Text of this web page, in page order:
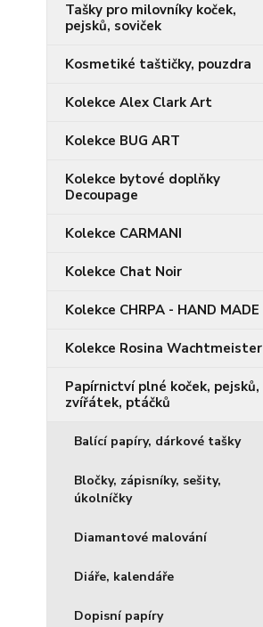
Tašky pro milovníky koček,
pejsků, soviček
Kosmetiké taštičky, pouzdra
Kolekce Alex Clark Art
Kolekce BUG ART
Kolekce bytové doplňky
Decoupage
Kolekce CARMANI
Kolekce Chat Noir
Kolekce CHRPA - HAND MADE
Kolekce Rosina Wachtmeister
Papírnictví plné koček, pejsků,
zvířátek, ptáčků
Balící papíry, dárkové tašky
Bločky, zápisníky, sešity,
úkolníčky
Diamantové malování
Diáře, kalendáře
Dopisní papíry